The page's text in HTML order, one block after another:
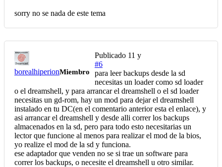
sorry no se nada de este tema
borealhiperionMiembro
Publicado 11 y
#6
para leer backups desde la sd
necesitas un loader como sd loader
o el dreamshell, y para arrancar el dreamshell o el sd loader
necesitas un gd-rom, hay un mod para dejar el dreamshell
instalado en tu DC(en el comentario anterior esta el enlace), y
asi arrancar el dreamshell y desde alli correr los backups
almacenados en la sd, pero para todo esto necesitarias un
lector que funcione al menos para realizar el mod de la bios,
yo realize el mod de la sd y funciona.
ese adaptador que venden no se si trae un software para
correr los backups, o necesite el dreamshell u otro similar.